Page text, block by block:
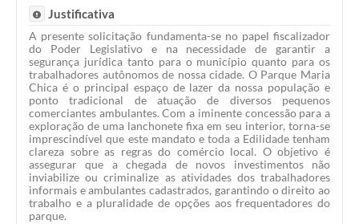
Parque, como o Poder Executivo planeja harmonizar a
atividade do futuro concessionário com o livre comércio de
produtos por parte dos profissionais ambulantes
tradicionais (como vendedores de pipoca, sorvete, doces,
etc.)?
Justificativa
A presente solicitação fundamenta-se no papel fiscalizador
do Poder Legislativo e na necessidade de garantir a
segurança jurídica tanto para o município quanto para os
trabalhadores autônomos de nossa cidade. O Parque Maria
Chica é o principal espaço de lazer da nossa população e
ponto tradicional de atuação de diversos pequenos
comerciantes ambulantes. Com a iminente concessão para a
exploração de uma lanchonete fixa em seu interior, torna-se
imprescindível que este mandato e toda a Edilidade tenham
clareza sobre as regras do comércio local. O objetivo é
assegurar que a chegada de novos investimentos não
inviabilize ou criminalize as atividades dos trabalhadores
informais e ambulantes cadastrados, garantindo o direito ao
trabalho e a pluralidade de opções aos frequentadores do
parque.